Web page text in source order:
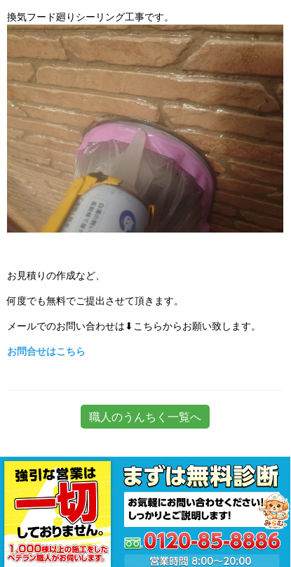
換気フード廻りシーリング工事です。
お見積りの作成など、
何度でも無料でご提出させて頂きます。
メールでのお問い合わせは⬇こちらからお願い致します。
お問合せはこちら
職人のうんちく一覧へ